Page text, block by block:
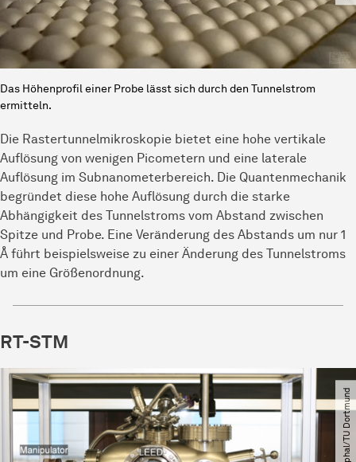
Das Höhenprofil einer Probe lässt sich durch den Tunnelstrom
ermitteln.
Die Rastertunnelmikroskopie bietet eine hohe vertikale
Auflösung von wenigen Picometern und eine laterale
Auflösung im Subnanometerbereich. Die Quantenmechanik
begründet diese hohe Auflösung durch die starke
Abhängigkeit des Tunnelstroms vom Abstand zwischen
Spitze und Probe. Eine Veränderung des Abstands um nur 1
Å führt beispielsweise zu einer Änderung des Tunnelstroms
um eine Größenordnung.
RT-STM